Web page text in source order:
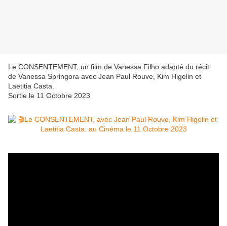
Le CONSENTEMENT, un film de Vanessa Filho adapté du récit
de Vanessa Springora avec Jean Paul Rouve, Kim Higelin et
Laetitia Casta.
Sortie le 11 Octobre 2023